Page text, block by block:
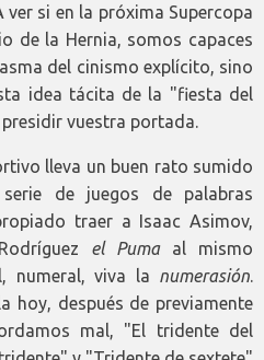
ver si en la próxima Supercopa
de la Hernia, somos capaces
del cinismo explícito, sino
idea tácita de la "fiesta del
vuestra portada.
lleva un buen rato sumido
de juegos de palabras
traer a Isaac Asimov,
el Pumaal mismo
numeral, viva la numerasión.
hoy, después de previamente
mal, "El tridente del